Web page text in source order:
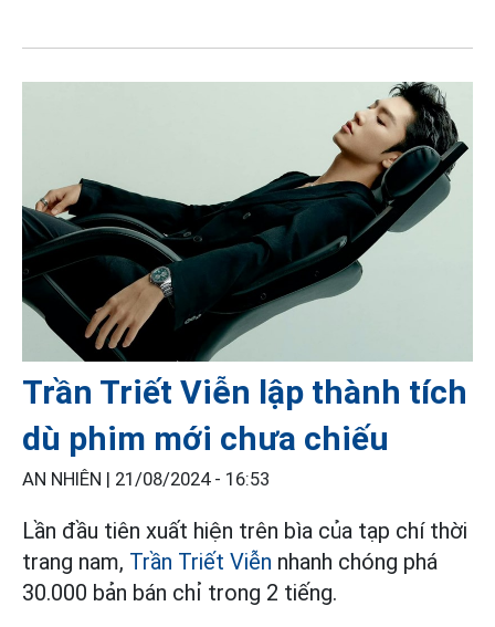
Trần Triết Viễn lập thành tích
dù phim mới chưa chiếu
AN NHIÊN | 21/08/2024 - 16:53
Lần đầu tiên xuất hiện trên bìa của tạp chí thời
trang nam, Trần Triết Viễn nhanh chóng phá
30.000 bản bán chỉ trong 2 tiếng.